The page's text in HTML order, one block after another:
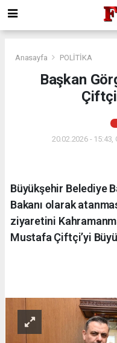
Anasayfa POLİTİKA
Başkan
20.02.2026 - 15:43,
Büyükşehir Belediye
Bakanı olarak
ziyaretini
Mustafa Çiftçi’yi